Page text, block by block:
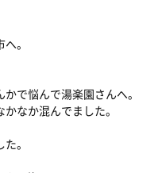
玉tp
入れ替えて
ウフグース🌿を受ける準
。
デカい(体格ですよ😅)。
いますが、ベイダー、ビ
勘太郎のような感じ。
ビシ癒されてやる！
ーリエ→クロモジ。
る温度調節でそりゃあもう
てちゃんとお布団で就寝
って」という親友の金言
の時はまだ知らなかった
。
で悩んで湯楽園さんへ。
なか混んでました。
。